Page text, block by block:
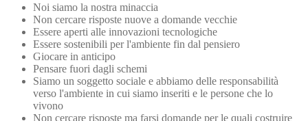
Noi siamo la nostra minaccia
Non cercare risposte nuove a domande vecchie
Essere aperti alle innovazioni tecnologiche
Essere sostenibili per l'ambiente fin dal pensiero
Giocare in anticipo
Pensare fuori dagli schemi
Siamo un soggetto sociale e abbiamo delle responsabilità
verso l'ambiente in cui siamo inseriti e le persone che lo
vivono
Non cercare risposte ma farsi domande per le quali costruire